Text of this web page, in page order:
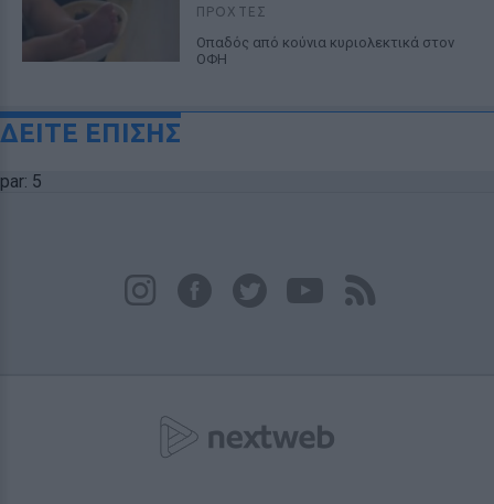
ΠΡΟΧΤΈΣ
Οπαδός από κούνια κυριολεκτικά στον
ΟΦΗ
ΔΕΙΤΕ ΕΠΙΣΗΣ
par: 5